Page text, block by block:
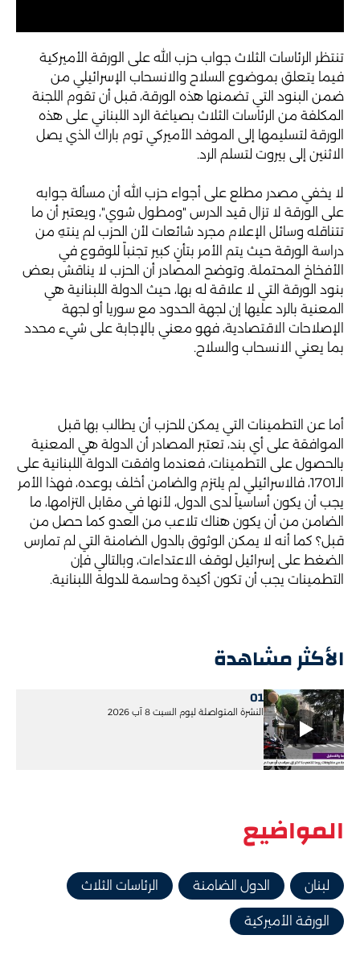
الأكثر مشاهدة
01
النشرة المتواصلة ليوم السبت 8 آب 2026
تنتظر الرئاسات الثلاث جواب حزب الله على الورقة الأميركية
فيما يتعلق بموضوع السلاح والانسحاب الإسرائيلي من
ضمن البنود التي تضمنها هذه الورقة، قبل أن تقوم اللجنة
المكلفة من الرئاسات الثلاث بصياغة الرد اللبناني على هذه
الورقة لتسليمها إلى الموفد الأميركي توم باراك الذي يصل
الاثنين إلى بيروت لتسلم الرد.
لا يخفي مصدر مطلع على أجواء حزب الله أن مسألة جوابه
على الورقة لا تزال قيد الدرس "ومطول شوي"، ويعتبر أن ما
تتناقله وسائل الإعلام مجرد شائعات لأن الحزب لم ينتهِ من
دراسة الورقة حيث يتم الأمر بتأنٍ كبير تجنباً للوقوع في
الأفخاخ المحتملة. وتوضح المصادر أن الحزب لا يناقش بعض
بنود الورقة التي لا علاقة له بها، حيث الدولة اللبنانية هي
المعنية بالرد عليها إن لجهة الحدود مع سوريا أو لجهة
الإصلاحات الاقتصادية، فهو معني بالإجابة على شيء محدد
بما يعني الانسحاب والسلاح.
أما عن التطمينات التي يمكن للحزب أن يطالب بها قبل
الموافقة على أي بند، تعتبر المصادر أن الدولة هي المعنية
بالحصول على التطمينات، فعندما وافقت الدولة اللبنانية على
الـ1701، فالاسرائيلي لم يلتزم والضامن أخلف بوعده، فهذا الأمر
يجب أن يكون أساسياً لدى الدول، لأنها في مقابل التزامها، ما
الضامن من أن يكون هناك تلاعب من العدو كما حصل من
قبل؟ كما أنه لا يمكن الوثوق بالدول الضامنة التي لم تمارس
الضغط على إسرائيل لوقف الاعتداءات، وبالتالي فإن
التطمينات يجب أن تكون أكيدة وحاسمة للدولة اللبنانية.
المواضيع
لبنان الدول الضامنة الرئاسات الثلاث
الورقة الأميركية